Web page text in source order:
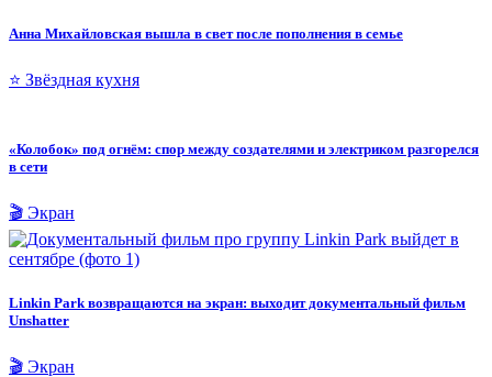
Анна Михайловская вышла в свет после пополнения в семье
⭐ Звёздная кухня
«Колобок» под огнём: спор между создателями и электриком разгорелся
в сети
🎬 Экран
Linkin Park возвращаются на экран: выходит документальный фильм
Unshatter
🎬 Экран